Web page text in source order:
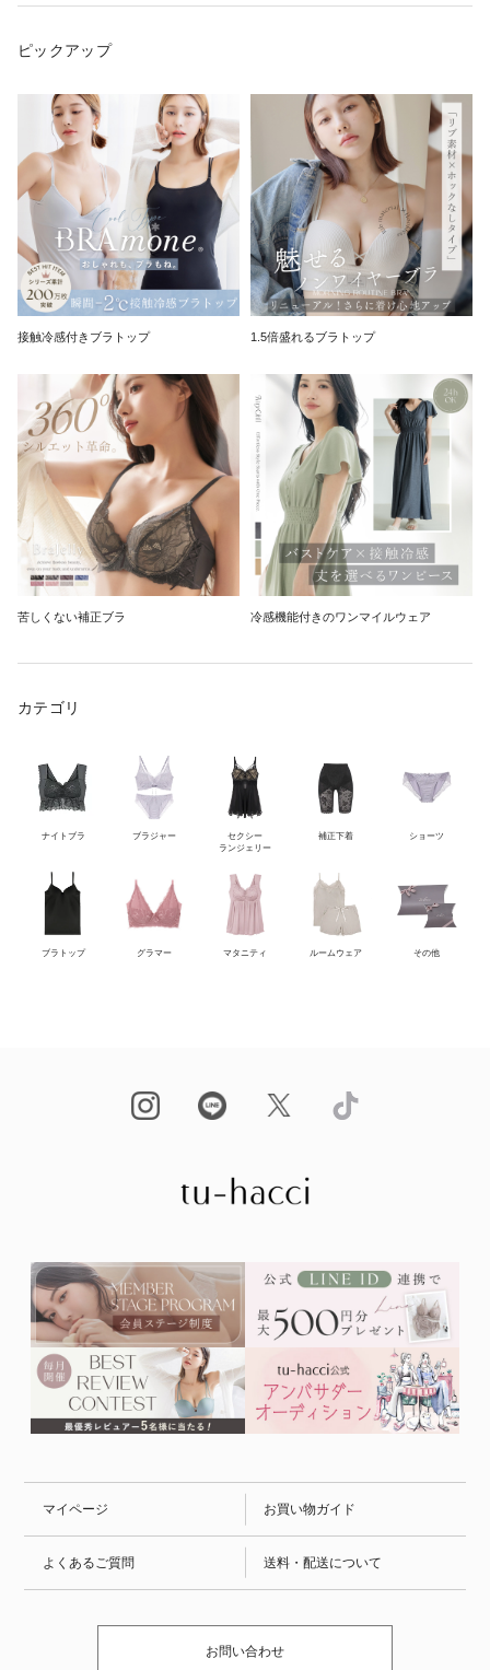
ピックアップ
接触冷感付きブラトップ 1.5倍盛れるブラトップ
苦しくない補正ブラ 冷感機能付きのワンマイルウェア
カテゴリ
ナイトブラ ブラジャー
セクシー
ランジェリー
補正下着 ショーツ
ブラトップ グラマー マタニティ ルームウェア その他
マイページ お買い物ガイド
よくあるご質問 送料・配送について
お問い合わせ